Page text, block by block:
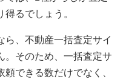
るでしょう。
ら、不動産一括査定サイ
。そのため、一括査定サ
できる数だけでなく、